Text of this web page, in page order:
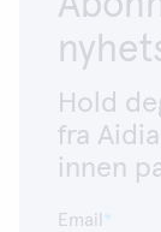
Hold
fra
innen
Email